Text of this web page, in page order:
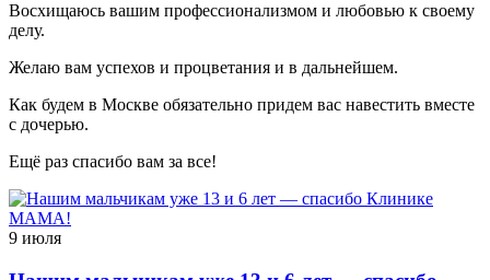
Восхищаюсь вашим профессионализмом и любовью к своему
делу.
Желаю вам успехов и процветания и в дальнейшем.
Как будем в Москве обязательно придем вас навестить вместе
с дочерью.
Ещё раз спасибо вам за все!
9 июля